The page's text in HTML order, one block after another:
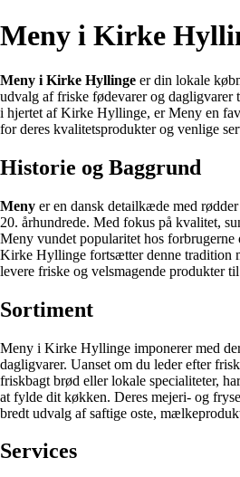
Meny i Kirke
Meny i Kirke Hyllinge er din lokale
udvalg af friske fødevarer og dagligvarer
i hjertet af Kirke Hyllinge, er Meny en
for deres kvalitetsprodukter og venlige
Historie og Baggrund
Meny er en dansk detailkæde med
20. århundrede. Med fokus på kvalitet,
Meny vundet popularitet hos forbrugerne
Kirke Hyllinge fortsætter denne tradition
levere friske og velsmagende produkter
Sortiment
Meny i Kirke Hyllinge imponerer med
dagligvarer. Uanset om du leder efter
friskbagt brød eller lokale specialiteter,
at fylde dit køkken. Deres mejeri- og
bredt udvalg af saftige oste,
Services